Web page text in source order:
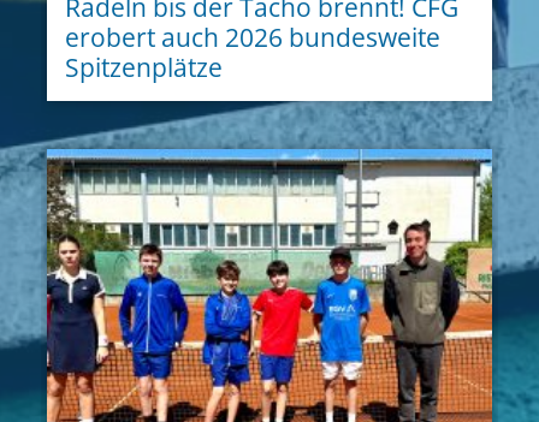
Radeln bis der Tacho brennt! CFG
erobert auch 2026 bundesweite
Spitzenplätze